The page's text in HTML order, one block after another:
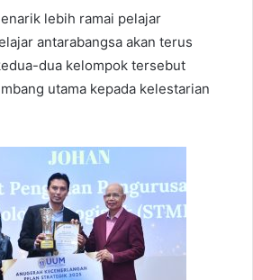
lebih ramai pelajar
antarabangsa akan terus
dua kelompok tersebut
utama kepada kelestarian